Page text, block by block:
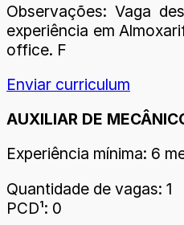
Observações: Vaga
experiência em
office. F
Enviar curriculum
AUXILIAR DE
Experiência mínima: 6
Quantidade de vagas: 1
PCD¹: 0